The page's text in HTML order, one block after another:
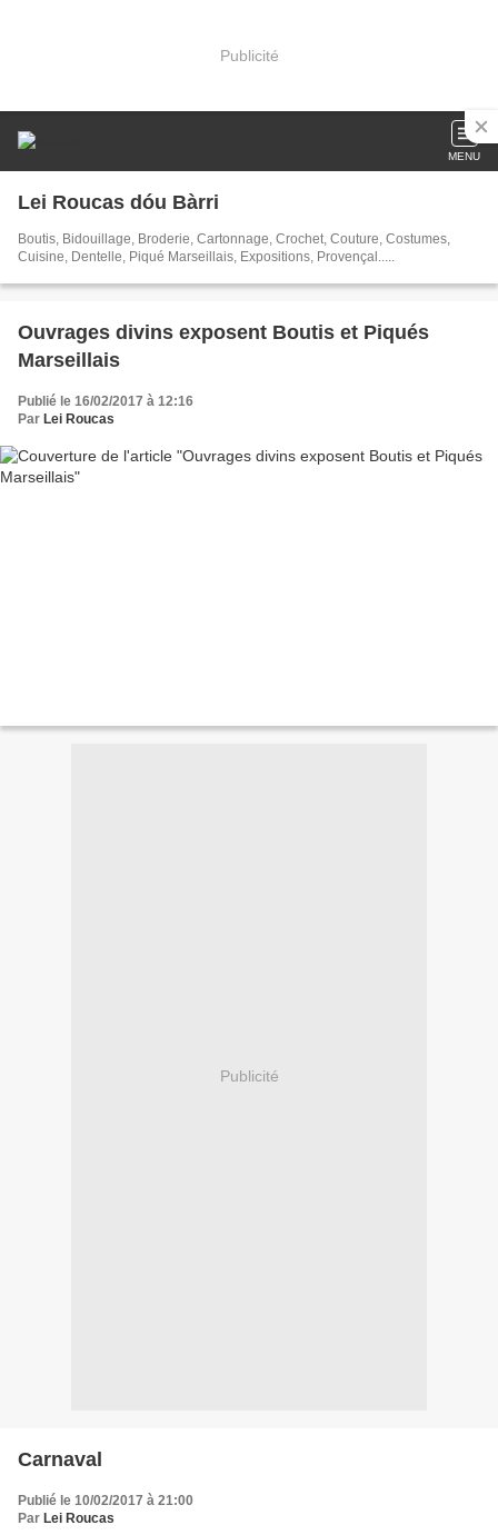
Publicité
MENU
Lei Roucas dóu Bàrri
Boutis, Bidouillage, Broderie, Cartonnage, Crochet, Couture, Costumes,
Cuisine, Dentelle, Piqué Marseillais, Expositions, Provençal.....
Ouvrages divins exposent Boutis et Piqués
Marseillais
Publié le 16/02/2017 à 12:16
Par Lei Roucas
Publicité
Carnaval
Publié le 10/02/2017 à 21:00
Par Lei Roucas